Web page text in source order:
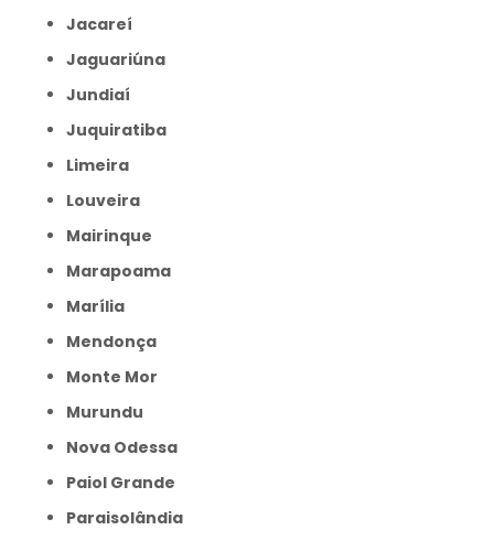
Jacareí
Jaguariúna
Jundiaí
Juquiratiba
Limeira
Louveira
Mairinque
Marapoama
Marília
Mendonça
Monte Mor
Murundu
Nova Odessa
Paiol Grande
Paraisolândia